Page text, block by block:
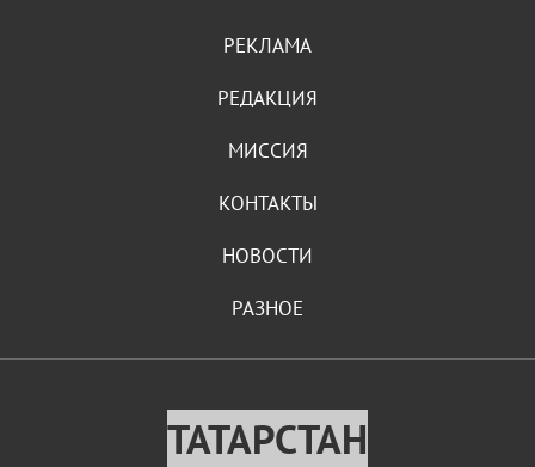
РЕКЛАМА
РЕДАКЦИЯ
МИССИЯ
КОНТАКТЫ
НОВОСТИ
РАЗНОЕ
ТАТАРСТАН